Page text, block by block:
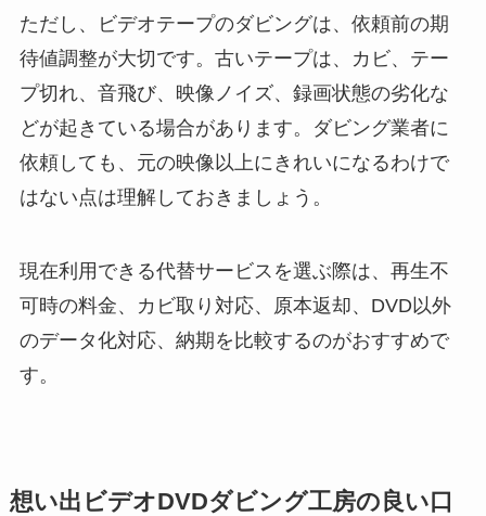
ただし、ビデオテープのダビングは、依頼前の期
待値調整が大切です。古いテープは、カビ、テー
プ切れ、音飛び、映像ノイズ、録画状態の劣化な
どが起きている場合があります。ダビング業者に
依頼しても、元の映像以上にきれいになるわけで
はない点は理解しておきましょう。
現在利用できる代替サービスを選ぶ際は、再生不
可時の料金、カビ取り対応、原本返却、DVD以外
のデータ化対応、納期を比較するのがおすすめで
す。
想い出ビデオDVDダビング工房の良い口